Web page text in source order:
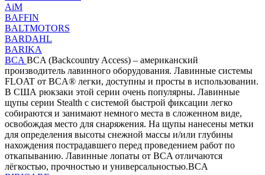
AiM
BAFFIN
BALTMOTORS
BARDAHL
BARIKA
BCA BCA (Backcountry Access) – американский
производитель лавинного оборудования. Лавинные системы
FLOAT от BCA® легки, доступны и просты в использовании.
В США рюкзаки этой серии очень популярны. Лавинные
щупы серии Stealth с системой быстрой фиксации легко
собираются и занимают немного места в сложенном виде,
освобождая место для снаряжения. На щупы нанесены метки
для определения высоты снежной массы и/или глубины
нахождения пострадавшего перед проведением работ по
откапыванию. Лавинные лопаты от BCA отличаются
лёгкостью, прочностью и универсальностью.BCA